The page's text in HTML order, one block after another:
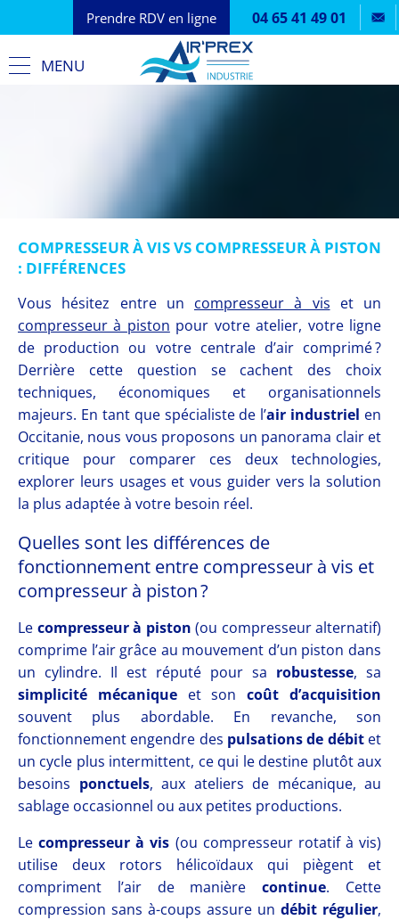
Prendre RDV en ligne 04 65 41 49 01
MENU
COMPRESSEUR À VIS VS COMPRESSEUR À PISTON
: DIFFÉRENCES
Vous hésitez entre un compresseur à vis et un
compresseur à piston pour votre atelier, votre ligne
de production ou votre centrale d’air comprimé ?
Derrière cette question se cachent des choix
techniques, économiques et organisationnels
majeurs. En tant que spécialiste de l’air industriel en
Occitanie, nous vous proposons un panorama clair et
critique pour comparer ces deux technologies,
explorer leurs usages et vous guider vers la solution
la plus adaptée à votre besoin réel.
Quelles sont les différences de
fonctionnement entre compresseur à vis et
compresseur à piston ?
Le compresseur à piston (ou compresseur alternatif)
comprime l’air grâce au mouvement d’un piston dans
un cylindre. Il est réputé pour sa robustesse, sa
simplicité mécaniqueet soncoût d’acquisition
souvent plus abordable. En revanche, son
fonctionnement engendre des pulsations de débitet
un cycle plus intermittent, ce qui le destine plutôt aux
besoins ponctuels, aux ateliers de mécanique, au
sablage occasionnel ou aux petites productions.
Lecompresseur à vis (ou compresseur rotatif à vis)
utilise deux rotors hélicoïdaux qui piègent et
compriment l’air de manièrecontinue. Cette
compression sans à-coups assure un débit régulier,